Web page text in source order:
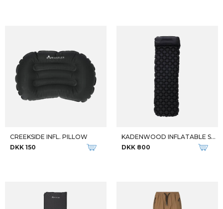
CREEKSIDE INFL. PILLOW
DKK 150
KADENWOOD INFLATABLE SLEEPING
DKK 800